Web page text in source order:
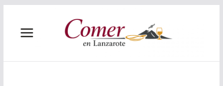
contenido